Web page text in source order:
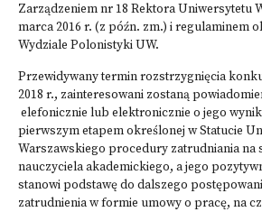
Zarządzeniem nr 18 Rektora Uniwersytetu
marca 2016 r. (z późn. zm.) i regulaminem
Wydziale Polonistyki UW.
Przewidywany termin rozstrzygnięcia
2018 r., zainteresowani zostaną
elefonicznie lub elektronicznie o jego
pierwszym etapem określonej w Statucie
Warszawskiego procedury zatrudniania na
nauczyciela akademickiego, a jego
stanowi podstawę do dalszego
zatrudnienia w formie umowy o pracę, na